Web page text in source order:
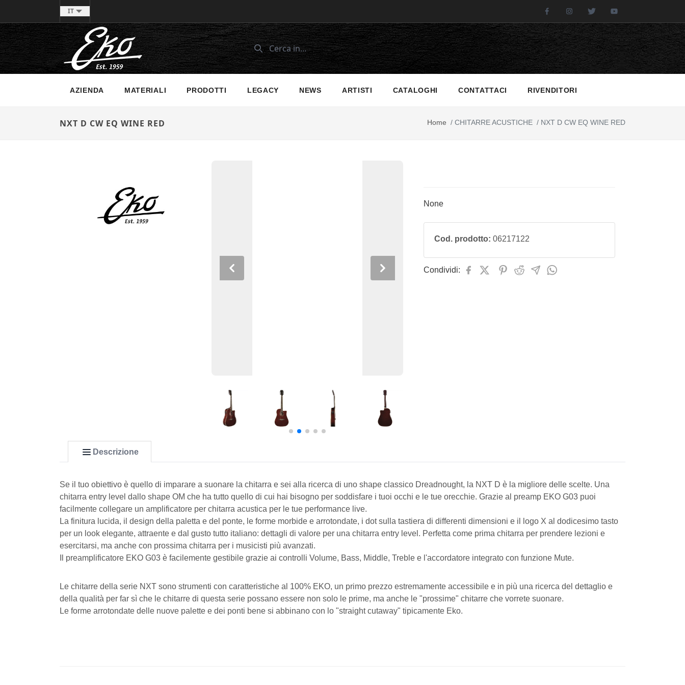
IT FacebookInstagramTwitter
AZIENDA MATERIALI PRODOTTI LEGACY NEWS ARTISTI CATALOGHI CONTATTACI RIVENDITORI
NXT D CW EQ WINE RED Home / CHITARRE ACUSTICHE / NXT D CW EQ WINE RED
Previous Next
None
Cod. prodotto: 06217122
Condividi:
Descrizione
Se il tuo obiettivo è quello di imparare a suonare la chitarra e sei alla ricerca di uno shape classico Dreadnought, la NXT D è la migliore delle scelte. Una
chitarra entry level dallo shape OM che ha tutto quello di cui hai bisogno per soddisfare i tuoi occhi e le tue orecchie. Grazie al preamp EKO G03 puoi
facilmente collegare un amplificatore per chitarra acustica per le tue performance live.
La finitura lucida, il design della paletta e del ponte, le forme morbide e arrotondate, i dot sulla tastiera di differenti dimensioni e il logo X al dodicesimo tasto
per un look elegante, attraente e dal gusto tutto italiano: dettagli di valore per una chitarra entry level. Perfetta come prima chitarra per prendere lezioni e
esercitarsi, ma anche con prossima chitarra per i musicisti più avanzati.
Il preamplificatore EKO G03 è facilemente gestibile grazie ai controlli Volume, Bass, Middle, Treble e l'accordatore integrato con funzione Mute.
Le chitarre della serie NXT sono strumenti con caratteristiche al 100% EKO, un primo prezzo estremamente accessibile e in più una ricerca del dettaglio e
della qualità per far sì che le chitarre di questa serie possano essere non solo le prime, ma anche le "prossime" chitarre che vorrete suonare.
Le forme arrotondate delle nuove palette e dei ponti bene si abbinano con lo "straight cutaway" tipicamente Eko.